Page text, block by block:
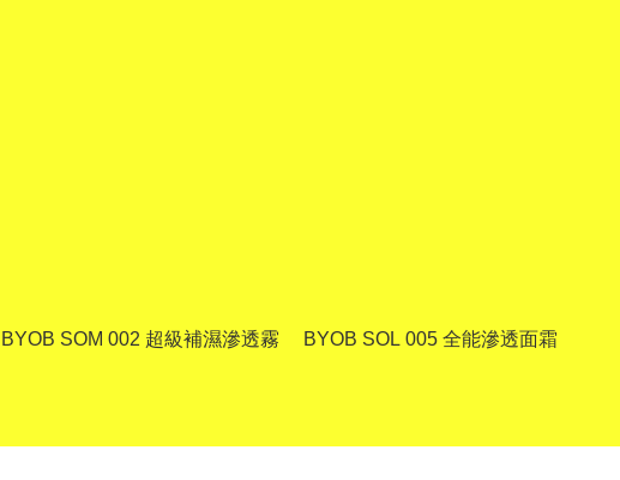
BYOB SOM 002 超級補濕滲透霧 BYOB SOL 005 全能滲透面霜